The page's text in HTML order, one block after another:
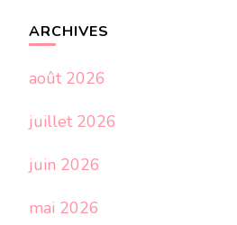
ARCHIVES
août 2026
juillet 2026
juin 2026
mai 2026